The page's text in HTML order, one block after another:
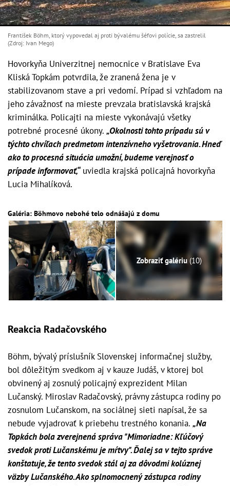
František Böhm, ktorý vypovedal aj proti bývalému šéfovi polície, sa zastrelil
(Zdroj: Ivan Mego)
Hovorkyňa Univerzitnej nemocnice v Bratislave Eva
Kliská Topkám potvrdila, že zranená žena je v
stabilizovanom stave a pri vedomí. Prípad si vzhľadom na
jeho závažnosť na mieste prevzala bratislavská krajská
kriminálka. Policajti na mieste vykonávajú všetky
potrebné procesné úkony. „Okolnosti tohto prípadu sú v
týchto chvíľach predmetom intenzívneho vyšetrovania. Hneď
ako to procesná situácia umožní, budeme verejnosť o
prípade informovať,“uviedla krajská policajná hovorkyňa
Lucia Mihalíková.
Galéria: Böhmovo nebohé telo odnášajú z domu
Zobraziť galériu (10)
Reakcia Radačovského
Böhm, bývalý príslušník Slovenskej informačnej služby,
bol dôležitým svedkom aj v kauze Judáš, v ktorej bol
obvinený aj zosnulý policajný exprezident Milan
Lučanský. Miroslav Radačovský, právny zástupca rodiny po
zosnulom Lučanskom, na sociálnej sieti napísal, že sa
nebude vyjadrovať k priebehu trestného konania. „Na
Topkách bola zverejnená správa "Mimoriadne: Kľúčový
svedok proti Lučanskému je mŕtvy". Ďalej sa v tejto správe
konštatuje, že tento svedok stál aj za dôvodmi kolúznej
väzby Lučanského. Ako splnomocnený zástupca rodiny